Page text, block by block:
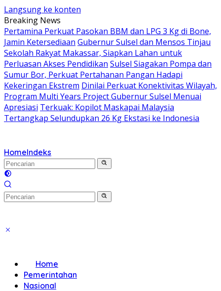
Langsung ke konten
Breaking News
Pertamina Perkuat Pasokan BBM dan LPG 3 Kg di Bone,
Jamin Ketersediaan Gubernur Sulsel dan Mensos Tinjau
Sekolah Rakyat Makassar, Siapkan Lahan untuk
Perluasan Akses Pendidikan Sulsel Siagakan Pompa dan
Sumur Bor, Perkuat Pertahanan Pangan Hadapi
Kekeringan Ekstrem Dinilai Perkuat Konektivitas Wilayah,
Program Multi Years Project Gubernur Sulsel Menuai
Apresiasi Terkuak: Kopilot Maskapai Malaysia
Tertangkap Selundupkan 26 Kg Ekstasi ke Indonesia
HomeIndeks
Home
Pemerintahan
Nasional